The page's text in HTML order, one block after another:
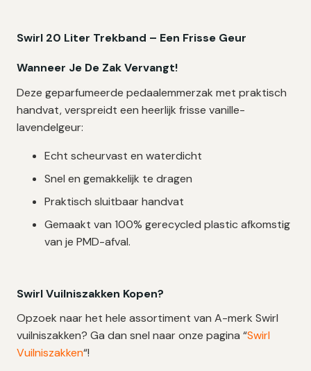
Swirl 20 Liter Trekband – Een Frisse Geur
Wanneer Je De Zak Vervangt!
Deze geparfumeerde pedaalemmerzak met praktisch
handvat, verspreidt een heerlijk frisse vanille-
lavendelgeur:
Echt scheurvast en waterdicht
Snel en gemakkelijk te dragen
Praktisch sluitbaar handvat
Gemaakt van 100% gerecycled plastic afkomstig
van je PMD-afval.
Swirl Vuilniszakken Kopen?
Opzoek naar het hele assortiment van A-merk Swirl
vuilniszakken? Ga dan snel naar onze pagina “Swirl
Vuilniszakken“!